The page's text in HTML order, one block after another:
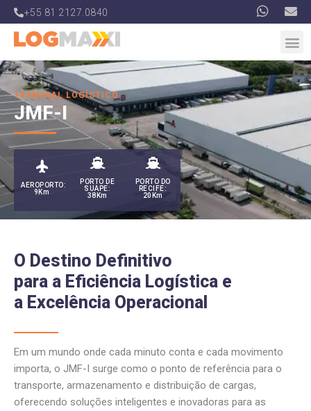
+55 81 2127.0840
TERMINAL LOGÍSTICO
JMF-I
AEROPORTO:
9Km
PORTO DE
SUAPE:
38Km
PORTO DO
RECIFE:
20Km
O Destino Definitivo
para a Eficiência Logística e
a Excelência Operacional
Em um mundo onde cada minuto conta e cada movimento
importa, o JMF-I surge como o ponto de referência para o
transporte, armazenamento e distribuição de cargas,
oferecendo soluções inteligentes e inovadoras para as